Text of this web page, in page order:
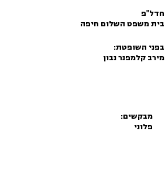
חדל"פ
בית משפט השלום חיפה
בפני השופטת:
מירב קלמפנר נבון
מבקשים:
פלוני